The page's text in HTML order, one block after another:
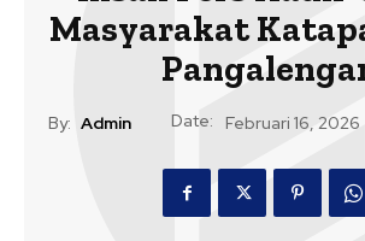
Masyarakat
By: Admin Date: Februari 16, 2026